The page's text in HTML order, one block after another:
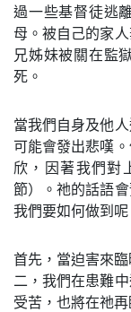
過一些基督徒逃
母。被自己的家
兄姊妹被關在監
死。
當我們自身及他
可能會發出悲嘆
欣，因著我們對
節）。祂的話語
我們要如何做到呢
首先，當迫害來
二，我們在患難
受苦，也將在祂